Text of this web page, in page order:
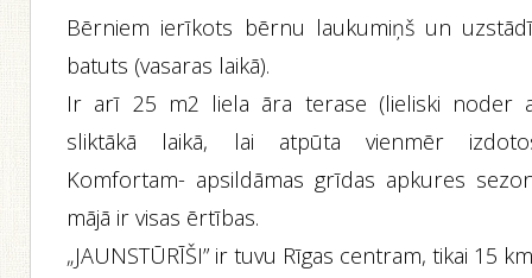
Bērniem ierīkots bērnu laukumiņš un
batuts (vasaras laikā).
Ir arī 25 m2 liela āra terase (lieliski noder
sliktākā laikā, lai atpūta vienmēr
Komfortam- apsildāmas grīdas apkures
mājā ir visas ērtības.
„JAUNSTŪRĪŠI” ir tuvu Rīgas centram, tikai 15